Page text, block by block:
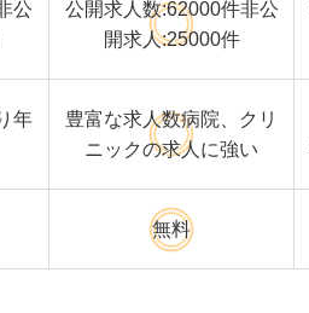
公
公開求人数:62000件非公
開求人:25000件
年
豊富な求人数病院、クリ
ニックの求人に強い
無料